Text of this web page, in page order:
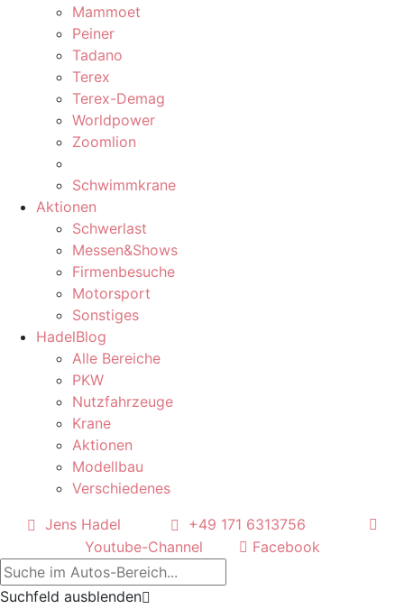
Mammoet
Peiner
Tadano
Terex
Terex-Demag
Worldpower
Zoomlion
Schwimmkrane
Aktionen
Schwerlast
Messen&Shows
Firmenbesuche
Motorsport
Sonstiges
HadelBlog
Alle Bereiche
PKW
Nutzfahrzeuge
Krane
Aktionen
Modellbau
Verschiedenes
Jens Hadel
+49 171 6313756
Youtube-Channel
Facebook
Suchfeld ausblenden